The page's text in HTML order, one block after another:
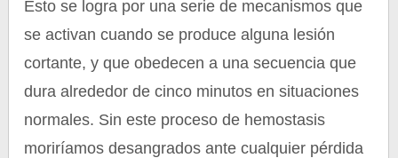
Esto se logra por una serie de mecanismos que
se activan cuando se produce alguna lesión
cortante, y que obedecen a una secuencia que
dura alrededor de cinco minutos en situaciones
normales. Sin este proceso de hemostasis
moriríamos desangrados ante cualquier pérdida